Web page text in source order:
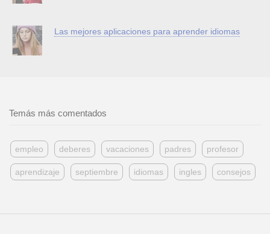
Las mejores aplicaciones para aprender idiomas
Temás más comentados
empleo deberes vacaciones padres profesor
aprendizaje septiembre idiomas ingles consejos